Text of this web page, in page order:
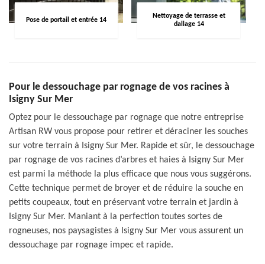
Pose de portail et entrée 14
Nettoyage de terrasse et
dallage 14
Pour le dessouchage par rognage de vos racines à
Isigny Sur Mer
Optez pour le dessouchage par rognage que notre entreprise
Artisan RW vous propose pour retirer et déraciner les souches
sur votre terrain à Isigny Sur Mer. Rapide et sûr, le dessouchage
par rognage de vos racines d’arbres et haies à Isigny Sur Mer
est parmi la méthode la plus efficace que nous vous suggérons.
Cette technique permet de broyer et de réduire la souche en
petits coupeaux, tout en préservant votre terrain et jardin à
Isigny Sur Mer. Maniant à la perfection toutes sortes de
rogneuses, nos paysagistes à Isigny Sur Mer vous assurent un
dessouchage par rognage impec et rapide.